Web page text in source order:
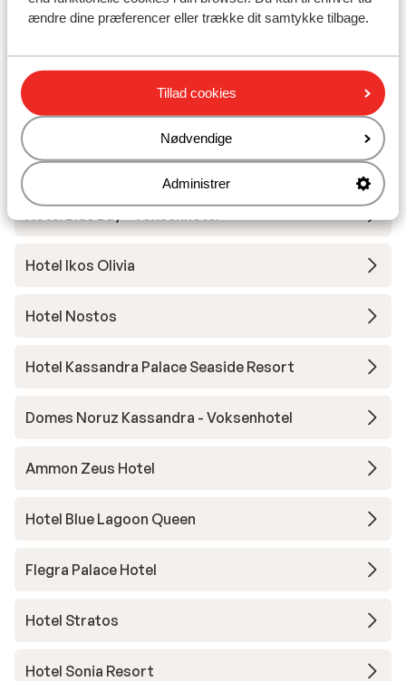
ændre dine præferencer eller trække dit samtykke tilbage.
Tillad cookies
Nødvendige
Administrer
Andre overnatningssteder i Chalkidiki
Hotel Ikos Oceania
Hotel Achtis
Pella House Studios & Lejligheder
Hotel Blue Bay - Voksenhotel
Hotel Ikos Olivia
Hotel Nostos
Hotel Kassandra Palace Seaside Resort
Domes Noruz Kassandra - Voksenhotel
Ammon Zeus Hotel
Hotel Blue Lagoon Queen
Flegra Palace Hotel
Hotel Stratos
Hotel Sonia Resort